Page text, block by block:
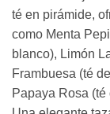
té en pirámide,
como Menta
blanco), Limón
Frambuesa (té
Papaya Rosa (té